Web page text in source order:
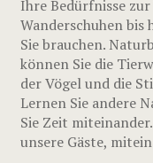
Ihre Bedürfnisse
Wanderschuhen bis
Sie brauchen.
können Sie die
der Vögel und die
Lernen Sie andere
Sie Zeit
unsere Gäste,